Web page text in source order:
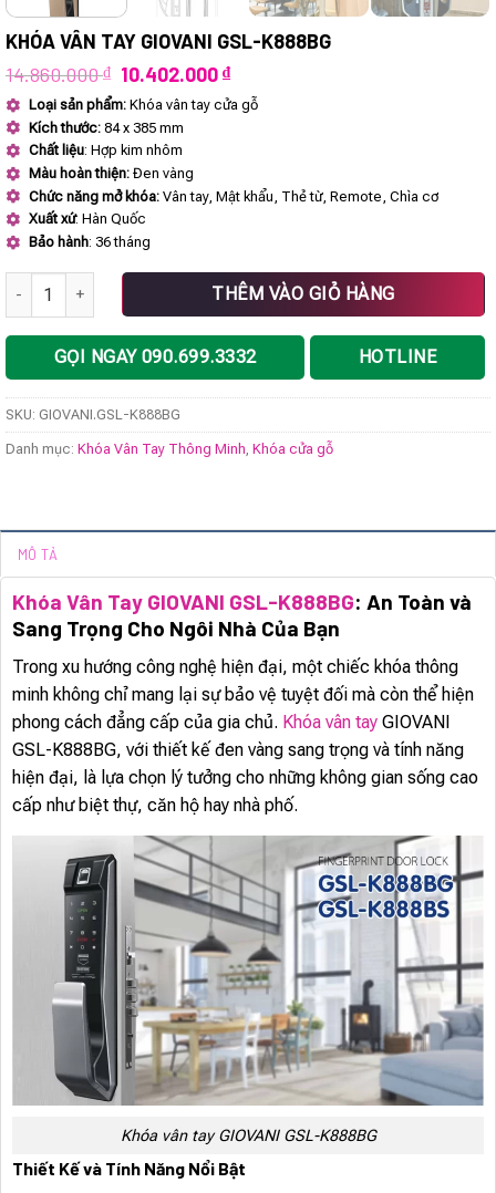
KHÓA VÂN TAY GIOVANI GSL-K888BG
14.860.000₫ Giá
gốc
là:
14.860.000 ₫.
10.402.000₫Giá
hiện
tại
Loại sản phẩm: Khóa vân tay cửa gỗ
Kích thước: 84 x 385 mm
Chất liệu: Hợp kim nhôm
Màu hoàn thiện: Đen vàng
Chức năng mở khóa: Vân tay, Mật khẩu, Thẻ từ, Remote, Chìa cơ
Xuất xứ: Hàn Quốc
Bảo hành: 36 tháng
Khóa vân tay GIOVANI GSL-K888BG số lượng
THÊM VÀO GIỎ HÀNG
GỌI NGAY 090.699.3332 HOTLINE
SKU: GIOVANI.GSL-K888BG
Danh mục: Khóa Vân Tay Thông Minh Khóa cửa gỗ
MÔ TẢ
Khóa Vân Tay GIOVANI GSL-K888BG: An Toàn và
Sang Trọng Cho Ngôi Nhà Của Bạn
Trong xu hướng công nghệ hiện đại, một chiếc khóa thông
minh không chỉ mang lại sự bảo vệ tuyệt đối mà còn thể hiện
phong cách đẳng cấp của gia chủ. Khóa vân tay GIOVANI
GSL-K888BG, với thiết kế đen vàng sang trọng và tính năng
hiện đại, là lựa chọn lý tưởng cho những không gian sống cao
cấp như biệt thự, căn hộ hay nhà phố.
Khóa vân tay GIOVANI GSL-K888BG
Thiết Kế và Tính Năng Nổi Bật